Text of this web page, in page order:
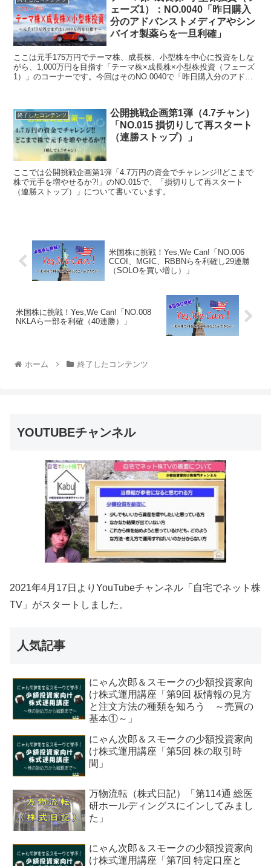
ェーズ1）：NO.0040「昨日購入
分のアドバンストメディアやシン
バイオ製薬らを一旦利確」
ここは元手175万円でテーマ株、成長株、小型株を中心に投資をしな
がら、1,000万円を目指す「テーマ株×成長株×小型株投資（フェーズ
1）」のコーナーです。今回はそのNO.0040で「昨日購入分のアドバ
終了したコンテンツ
公開挑戦企画第1弾（4.7チャン）
「NO.015 損切りして再スタート
（連勝ストップ）」
ここでは公開挑戦企画第1弾「4.7万円の資金でチャレンジ!!どこまで
株で元手を増やせるか?!」のNO.015で、「損切りして再スタート
（連勝ストップ）」について書いています。
米国株に挑戦！Yes,We Can!「NO.006
CCOI、MGIC、RBBNらを利確し29連勝
（SOLOを買い増し）」
米国株に挑戦！Yes,We Can!「NO.008
NKLAら一部を利確（40連勝）」
ホーム 終了したコンテンツ
YOUTUBEチャンネル
2021年4月17日よりYouTubeチャンネル「自宅でネット株
TV」がスタートしました。
人気記事
にゃん次郎＆スモークの少額投資家向
け株式運用講座「第9回 板情報の見方
と注文方法の種類を知ろう ～売買の
基本①～」
にゃん次郎＆スモークの少額投資家向
け株式運用講座「第5回 株の取引時
間」
万物流転（株式日記）「第114通 総医
研ホールディングスにインしてみまし
た」
にゃん次郎＆スモークの少額投資家向
け株式運用講座「第7回 特定口座と